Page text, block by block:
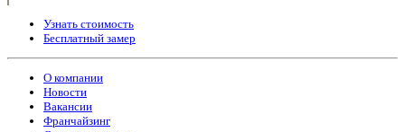
Узнать стоимость
Бесплатный замер
О компании
Новости
Вакансии
Франчайзинг